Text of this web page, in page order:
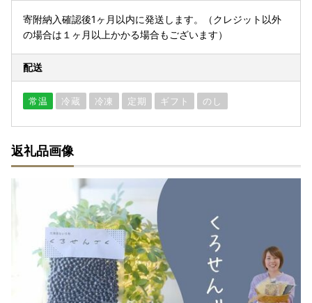
寄附納入確認後1ヶ月以内に発送します。（クレジット以外
の場合は１ヶ月以上かかる場合もございます）
配送
常温 冷蔵 冷凍 定期 ギフト のし
返礼品画像